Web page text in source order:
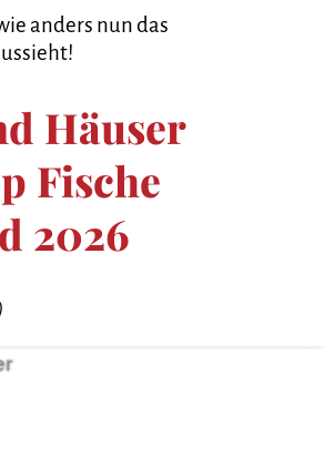
anders nun das
Häuser
Fische
2026